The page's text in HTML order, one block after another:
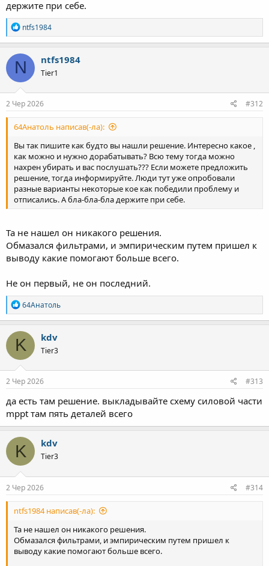
Как вам такое залечивание проблемы?
держите при себе.
Р
е
а
к
ц
і
ї
:
ntfs1984
N ntfs1984
Tier1
2 Чер 2026 #312
64Анатоль написав(-ла):
Вы так пишите как будто вы нашли решение. Интересно какое ,
как можно и нужно дорабатывать? Всю тему тогда можно
нахрен убирать и вас послушать??? Если можете предложить
решение, тогда информируйте. Люди тут уже опробовали
разные варианты некоторые кое как победили проблему и
отписались. А бла-бла-бла держите при себе.
Та не нашел он никакого решения.
Обмазался фильтрами, и эмпирическим путем пришел к
выводу какие помогают больше всего.
Не он первый, не он последний.
Р
е
а
к
ц
і
ї
:
64Анатоль
K kdv
Tier3
2 Чер 2026 #313
да есть там решение. выкладывайте схему силовой части
mppt там пять деталей всего
K kdv
Tier3
2 Чер 2026 #314
ntfs1984 написав(-ла):
Та не нашел он никакого решения.
Обмазался фильтрами, и эмпирическим путем пришел к
выводу какие помогают больше всего.